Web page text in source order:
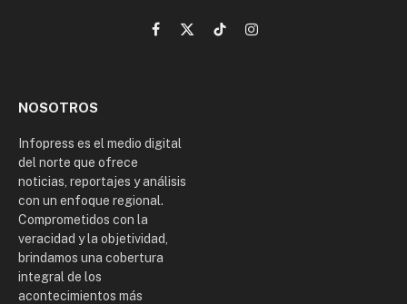
Facebook
X
TikTokInstagram
NOSOTROS
Infopress es el medio digital
del norte que ofrece
noticias, reportajes y análisis
con un enfoque regional.
Comprometidos con la
veracidad y la objetividad,
brindamos una cobertura
integral de los
acontecimientos más